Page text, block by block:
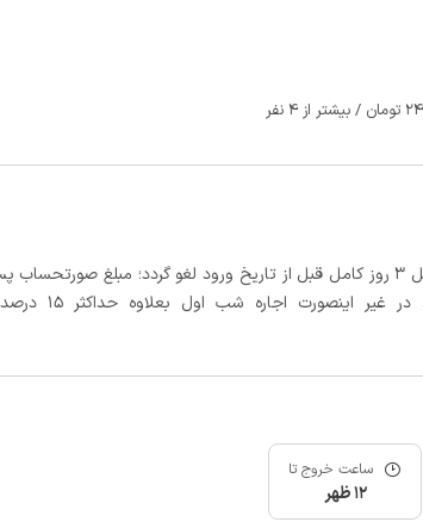
اجاره شب اول بعلاوه حداکثر 15 درصد شب‌های باقیمانده کسر می‌شود.
ساعت خروج تا
12 ظهر